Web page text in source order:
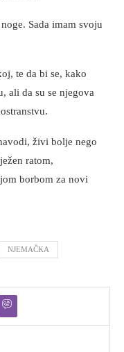
Sada imam svoju
te da bi se, kako
ali da su se njegova
živi bolje nego
ratom,
borbom za novi
NJEMAČKA